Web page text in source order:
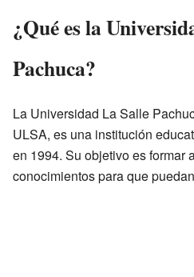
¿Qué es la
Pachuca?
La Universidad La Salle
ULSA, es una institución
en 1994. Su objetivo es formar
conocimientos para que